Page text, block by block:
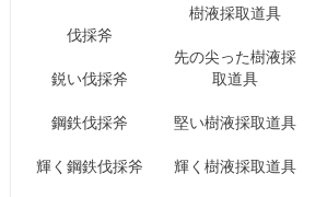
伐採斧
鋭い伐採斧
鋼鉄伐採斧
輝く鋼鉄伐採斧
樹液採取道具
先の尖った樹液採
取道具
堅い樹液採取道具
輝く樹液採取道具